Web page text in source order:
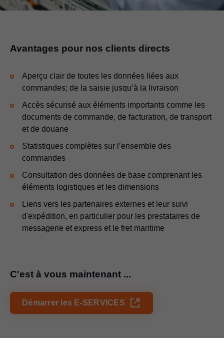
Avantages pour nos clients directs
Aperçu clair de toutes les données liées aux
commandes; de la saisie jusqu’à la livraison
Accès sécurisé aux éléments importants comme les
documents de commande, de facturation, de transport
et de douane
Statistiques complètes sur l’ensemble des
commandes
Consultation des données de base comprenant les
éléments logistiques et les dimensions
Liens vers les partenaires externes et leur suivi
d'expédition, en particulier pour les prestataires de
messagerie et express et le fret maritime
C'est à vous maintenant ...
Démarrer les E-SERVICES